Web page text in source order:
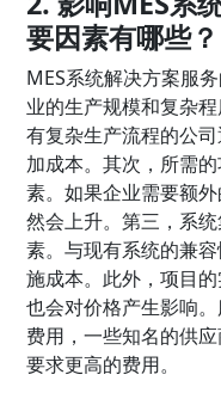
要因素有哪些？
MES系统解决方案服
业的生产规模和复杂
有复杂生产流程的公
加成本。其次，所需
素。如果企业需要额
然会上升。第三，系
素。与现有系统的兼
施成本。此外，项目
也会对价格产生影响
费用，一些知名的供
要求更高的费用。